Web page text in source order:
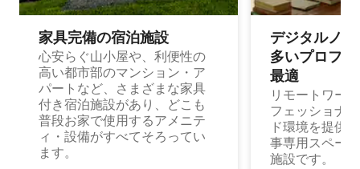
家具完備の宿⁠泊⁠施⁠設
心安らぐ山小屋や、利便性の
高い都市部のマンション・ア
パートなど、さまざまな家具
付き宿泊施設があり、どこも
普段お家で使用するアメニテ
ィ・設備がすべてそろってい
ます。
デジタルノ
多⁠いプ⁠ロ⁠フ⁠
最⁠適
リモートワー
フェッショナ
ド環境を提供
事専用スペー
施設です。